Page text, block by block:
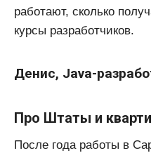
работают, сколько
курсы разработчиков.
Денис, Java-
Про Штаты и
После года работы в